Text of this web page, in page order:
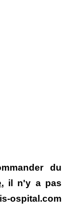
du
, il n'y a pas
ospital.com